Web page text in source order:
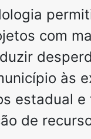
com
às
estadual e
de